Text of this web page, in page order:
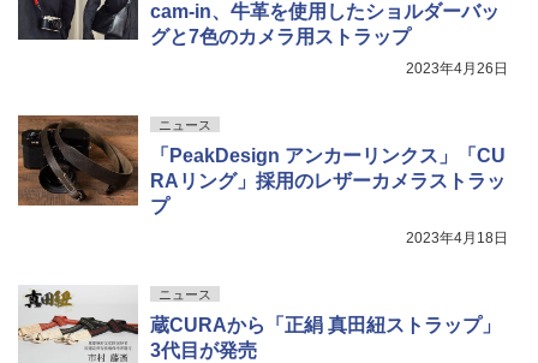
cam-in、牛革を使用したショルダーバッ
グと7色のカメラ用ストラップ
2023年4月26日
ニュース
「PeakDesign アンカーリンクス」「CU
RAリング」採用のレザーカメラストラッ
プ
2023年4月18日
ニュース
蔵CURAから「正絹 真田紐ストラップ」
3代目が発売